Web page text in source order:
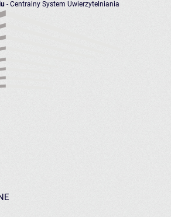
- Centralny System Uwierzytelniania